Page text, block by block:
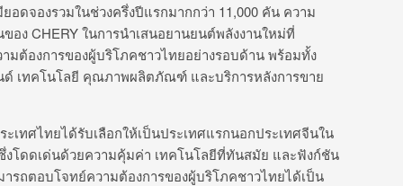
ดจองรวมในช่วงครึ่งปีแรกมากกว่า 11,000 คัน ความ
อง CHERY ในการนำเสนอยานยนต์พลังงานใหม่ที่
มต้องการของผู้บริโภคชาวไทยอย่างรอบด้าน พร้อมทั้ง
เทคโนโลยี คุณภาพผลิตภัณฑ์ และบริการหลังการขาย
เทศไทยได้รับเลือกให้เป็นประเทศแรกนอกประเทศจีนใน
ซึ่งโดดเด่นด้วยความคุ้มค่า เทคโนโลยีที่ทันสมัย และฟังก์ชัน
รถตอบโจทย์ความต้องการของผู้บริโภคชาวไทยได้เป็น